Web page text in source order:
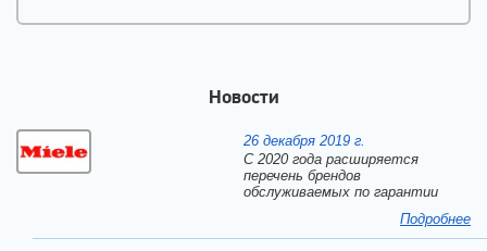
Новости
26 декабря 2019 г.
С 2020 года расширяется
перечень брендов
обслуживаемых по гарантии
Подробнее